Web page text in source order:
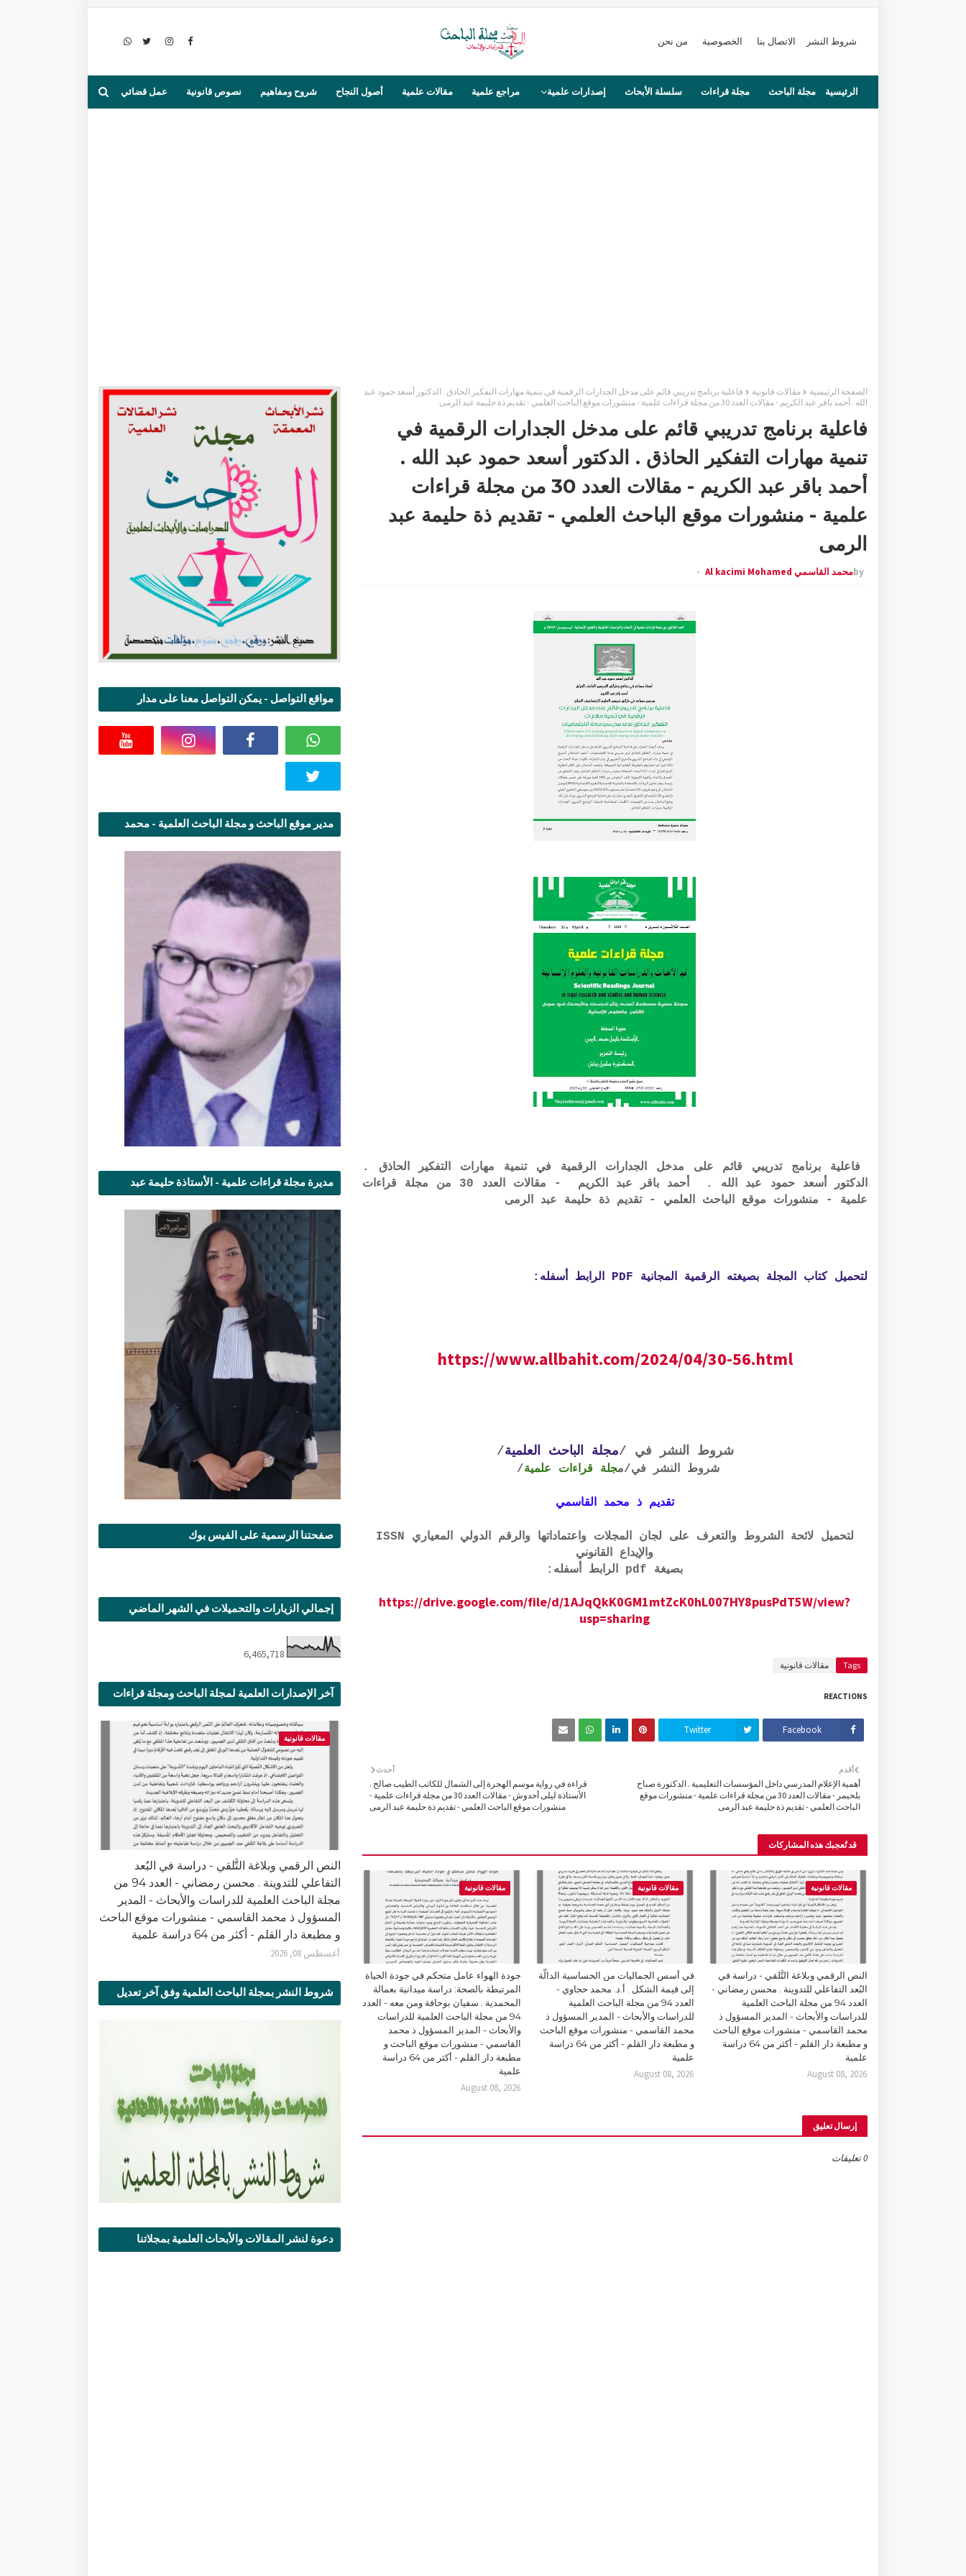
شروط النشر الاتصال بنا الخصوصية من نحن
الرئيسية مجلة الباحث مجلة قراءات سلسلة الأبحاث إصدارات علمية مراجع علمية مقالات علمية أصول النجاح شروح ومفاهيم نصوص قانونية عمل قضائي
الصفحة الرئيسية مقالات قانونية
فاعلية برنامج تدريبي قائم على مدخل الجدارات الرقمية في تنمية مهارات التفكير الحاذق . الدكتور أسعد حمود عبد
الله . أحمد باقر عبد الكريم - مقالات العدد 30 من مجلة قراءات علمية - منشورات موقع الباحث العلمي - تقديم ذة حليمة عبد الرمى
فاعلية برنامج تدريبي قائم على مدخل الجدارات الرقمية في
تنمية مهارات التفكير الحاذق . الدكتور أسعد حمود عبد الله .
أحمد باقر عبد الكريم - مقالات العدد 30 من مجلة قراءات
علمية - منشورات موقع الباحث العلمي - تقديم ذة حليمة عبد
الرمى
byمحمد القاسمي Al kacimi Mohamed
فاعلية برنامج تدريبي قائم على مدخل الجدارات الرقمية في تنمية مهارات التفكير الحاذق .
الدكتور أسعد حمود عبد الله . أحمد باقر عبد الكريم - مقالات العدد 30 من مجلة قراءات
علمية - منشورات موقع الباحث العلمي - تقديم ذة حليمة عبد الرمى
لتحميل كتاب المجلة بصيغته الرقمية المجانية PDF الرابط أسفله:
https://www.allbahit.com/2024/04/30-56.html
شروط النشر في /مجلة الباحث العلمية/
شروط النشر في/مجلة قراءات علمية/
تقديم ذ محمد القاسمي
لتحميل لائحة الشروط والتعرف على لجان المجلات واعتماداتها والرقم الدولي المعياري ISSN
والإيداع القانوني
بصيغة pdf الرابط أسفله:
https://drive.google.com/file/d/1AJqQkK0GM1mtZcK0hL007HY8pusPdT5W/view?
usp=sharing
Tags مقالات قانونية
REACTIONS
Facebook
Twitter
أحدث
قراءة في رواية موسم الهجرة إلى الشمال للكاتب الطيب صالح .
الأستاذة ليلى أحدوش - مقالات العدد 30 من مجلة قراءات علمية -
منشورات موقع الباحث العلمي - تقديم ذة حليمة عبد الرمى
أقدم
أهمية الإعلام المدرسي داخل المؤسسات التعليمية . الدكتورة صباح
بلحيمر - مقالات العدد 30 من مجلة قراءات علمية - منشورات موقع
الباحث العلمي - تقديم ذة حليمة عبد الرمى
قد تُعجبك هذه المشاركات
مقالات قانونية
النص الرقمي وبلاغة التَّلقي - دراسة في
البُعد التفاعلي للتدوينة . محسن رمضاني -
العدد 94 من مجلة الباحث العلمية
للدراسات والأبحاث - المدير المسؤول ذ
محمد القاسمي - منشورات موقع الباحث
و مطبعة دار القلم - أكثر من 64 دراسة
علمية
August 08, 2026
مقالات قانونية
في أسس الجماليات من الحساسية الدالّة
إلى قيمة الشكل . أ.د. محمد حجاوي -
العدد 94 من مجلة الباحث العلمية
للدراسات والأبحاث - المدير المسؤول ذ
محمد القاسمي - منشورات موقع الباحث
و مطبعة دار القلم - أكثر من 64 دراسة
علمية
August 08, 2026
مقالات قانونية
جودة الهواء عامل متحكم في جودة الحياة
المرتبطة بالصحة: دراسة ميدانية بعمالة
المحمدية . سفيان بوحافة ومن معه - العدد
94 من مجلة الباحث العلمية للدراسات
والأبحاث - المدير المسؤول ذ محمد
القاسمي - منشورات موقع الباحث و
مطبعة دار القلم - أكثر من 64 دراسة
علمية
August 08, 2026
إرسال تعليق
0 تعليقات
مواقع التواصل - يمكن التواصل معنا على مدار
مدير موقع الباحث و مجلة الباحث العلمية - محمد
مديرة مجلة قراءات علمية - الأستاذة حليمة عبد
صفحتنا الرسمية على الفيس بوك
إجمالي الزيارات والتحميلات في الشهر الماضي
6,465,718
آخر الإصدارات العلمية لمجلة الباحث ومجلة قراءات
مقالات قانونية
النص الرقمي وبلاغة التَّلقي - دراسة في البُعد
التفاعلي للتدوينة . محسن رمضاني - العدد 94 من
مجلة الباحث العلمية للدراسات والأبحاث - المدير
المسؤول ذ محمد القاسمي - منشورات موقع الباحث
و مطبعة دار القلم - أكثر من 64 دراسة علمية
أغسطس 08, 2026
شروط النشر بمجلة الباحث العلمية وفق آخر تعديل
دعوة لنشر المقالات والأبحاث العلمية بمجلاتنا